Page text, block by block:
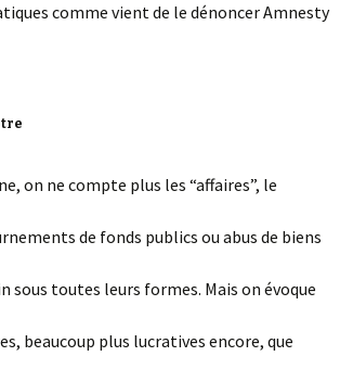
comme vient de le dénoncer Amnesty
on ne compte plus les “affaires”, le
de fonds publics ou abus de biens
sous toutes leurs formes. Mais on évoque
beaucoup plus lucratives encore, que